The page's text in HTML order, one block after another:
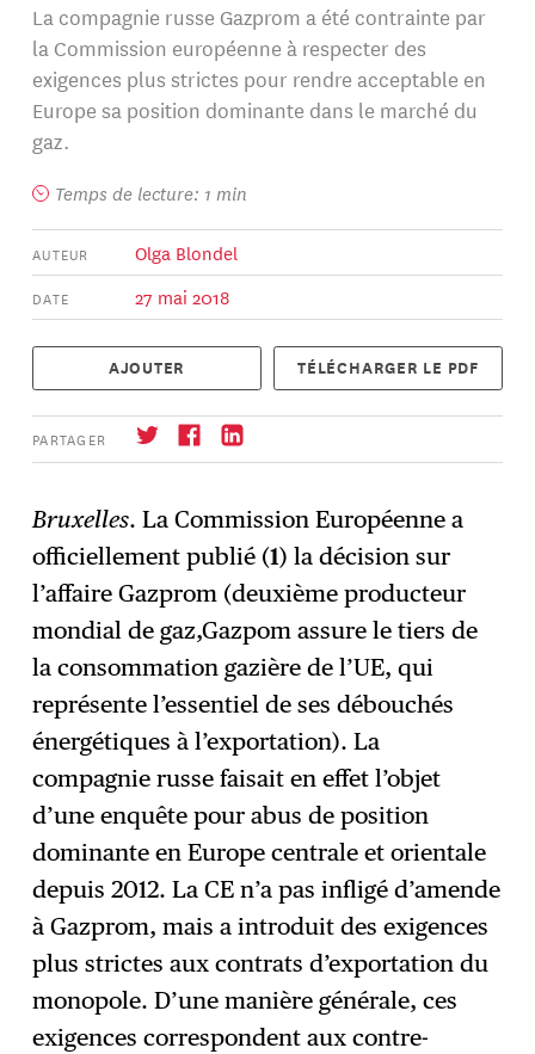
La compagnie russe Gazprom a été contrainte par
la Commission européenne à respecter des
exigences plus strictes pour rendre acceptable en
Europe sa position dominante dans le marché du
gaz.
Temps de lecture: 1 min
AUTEUR Olga Blondel
DATE 27 mai 2018
AJOUTER TÉLÉCHARGER LE PDF
PARTAGER
→ S'abonner
Bruxelles. La Commission Européenne a
officiellement publié (1) la décision sur
l’affaire Gazprom (deuxième producteur
mondial de gaz,Gazpom assure le tiers de
la consommation gazière de l’UE, qui
représente l’essentiel de ses débouchés
énergétiques à l’exportation). La
compagnie russe faisait en effet l’objet
d’une enquête pour abus de position
dominante en Europe centrale et orientale
depuis 2012. La CE n’a pas infligé d’amende
à Gazprom, mais a introduit des exigences
plus strictes aux contrats d’exportation du
monopole. D’une manière générale, ces
exigences correspondent aux contre-